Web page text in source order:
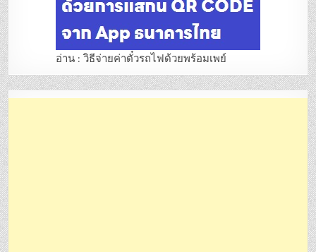
อ่าน : วิธีจ่ายค่าตั๋วรถไฟด้วยพร้อมเพย์